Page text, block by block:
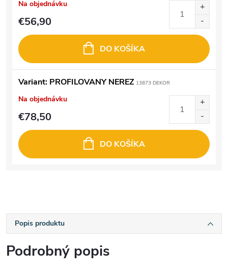
Na objednávku
€56,90
DO KOŠÍKA
Variant: PROFILOVANY NEREZ 13873 DEKOR
Na objednávku
€78,50
DO KOŠÍKA
Popis produktu
Podrobný popis